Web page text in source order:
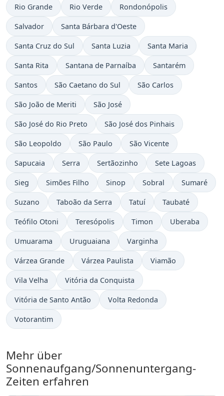
Rio Grande Rio Verde Rondonópolis
Salvador Santa Bárbara d'Oeste
Santa Cruz do Sul Santa Luzia Santa Maria
Santa Rita Santana de Parnaíba Santarém
Santos São Caetano do Sul São Carlos
São João de Meriti São José
São José do Rio Preto São José dos Pinhais
São Leopoldo São Paulo São Vicente
Sapucaia Serra Sertãozinho Sete Lagoas
Sieg Simões Filho Sinop Sobral Sumaré
Suzano Taboão da Serra Tatuí Taubaté
Teófilo Otoni Teresópolis Timon Uberaba
Umuarama Uruguaiana Varginha
Várzea Grande Várzea Paulista Viamão
Vila Velha Vitória da Conquista
Vitória de Santo Antão Volta Redonda
Votorantim
Mehr über
Sonnenaufgang/Sonnenuntergang-
Zeiten erfahren